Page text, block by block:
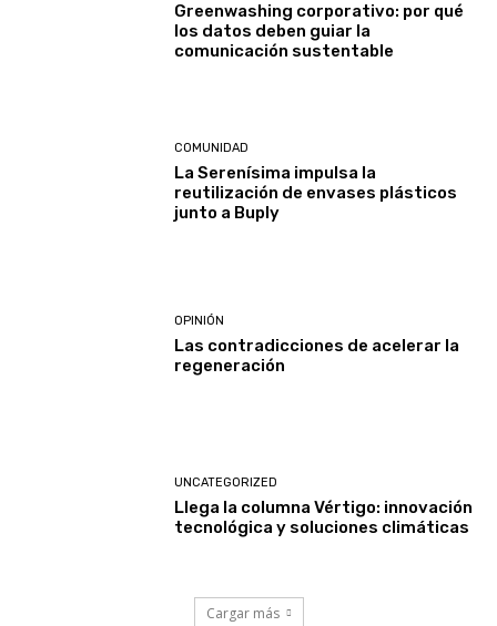
Greenwashing corporativo: por qué
los datos deben guiar la
comunicación sustentable
COMUNIDAD
La Serenísima impulsa la
reutilización de envases plásticos
junto a Buply
OPINIÓN
Las contradicciones de acelerar la
regeneración
UNCATEGORIZED
Llega la columna Vértigo: innovación
tecnológica y soluciones climáticas
Cargar más